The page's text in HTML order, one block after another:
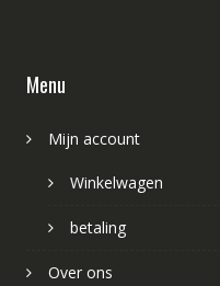
Menu
Mijn account
Winkelwagen
betaling
Over ons